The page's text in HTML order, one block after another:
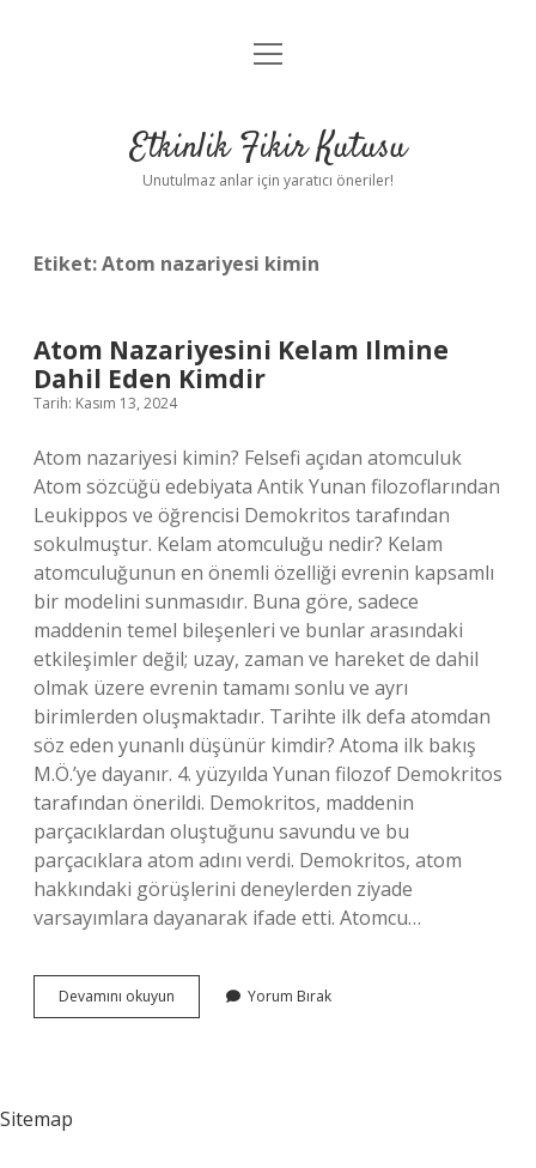
Anasayfa
Yasal Uyarı
menüyü
Etkinlik Fikir Kutusu
Unutulmaz anlar için yaratıcı öneriler!
Etiket:Atom nazariyesi kimin
Atom Nazariyesini Kelam Ilmine
Dahil Eden Kimdir
Tarih: Kasım 13, 2024
Atom nazariyesi kimin? Felsefi açıdan atomculuk
Atom sözcüğü edebiyata Antik Yunan filozoflarından
Leukippos ve öğrencisi Demokritos tarafından
sokulmuştur. Kelam atomculuğu nedir? Kelam
atomculuğunun en önemli özelliği evrenin kapsamlı
bir modelini sunmasıdır. Buna göre, sadece
maddenin temel bileşenleri ve bunlar arasındaki
etkileşimler değil; uzay, zaman ve hareket de dahil
olmak üzere evrenin tamamı sonlu ve ayrı
birimlerden oluşmaktadır. Tarihte ilk defa atomdan
söz eden yunanlı düşünür kimdir? Atoma ilk bakış
M.Ö.’ye dayanır. 4. yüzyılda Yunan filozof Demokritos
tarafından önerildi. Demokritos, maddenin
parçacıklardan oluştuğunu savundu ve bu
parçacıklara atom adını verdi. Demokritos, atom
hakkındaki görüşlerini deneylerden ziyade
varsayımlara dayanarak ifade etti. Atomcu…
Devamını okuyun
Nazariyesini
Yorum Bırak
Sitemap